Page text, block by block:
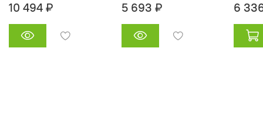
10 494 ₽ 5 693 ₽ 6